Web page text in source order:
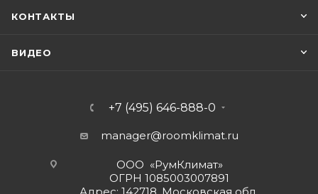
КОНТАКТЫ
ВИДЕО
+7 (495) 646-888-0
manager@roomklimat.ru
ООО «РумКлимат»
ОГРН 1085003007891